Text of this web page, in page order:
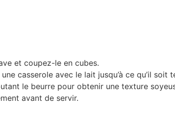
et coupez-le en cubes.
casserole avec le lait jusqu’à ce qu’il soit
le beurre pour obtenir une texture
avant de servir.